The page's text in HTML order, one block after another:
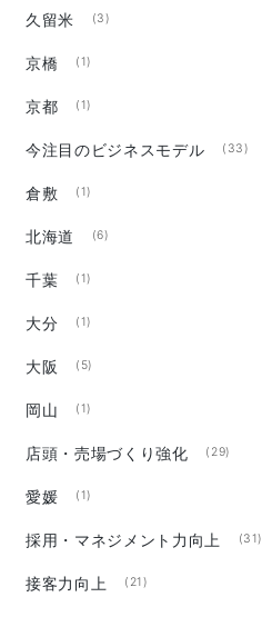
久留米 (3)
京橋 (1)
京都 (1)
今注目のビジネスモデル (33)
倉敷 (1)
北海道 (6)
千葉 (1)
大分 (1)
大阪 (5)
岡山 (1)
店頭・売場づくり強化 (29)
愛媛 (1)
採用・マネジメント力向上 (31)
接客力向上 (21)